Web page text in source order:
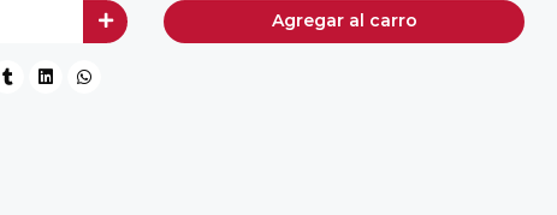
Agregar al carro